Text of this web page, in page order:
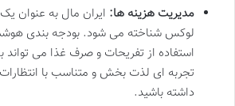
مدیریت هزینه ها: ایران مال به عنوان
لوکس شناخته می شود. بودجه بندی
استفاده از تفریحات و صرف غذا می تواند
تجربه ای لذت بخش و متناسب با
داشته باشید.